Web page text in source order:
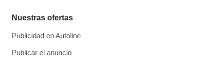
Nuestras ofertas
Publicidad en Autoline
Publicar el anuncio